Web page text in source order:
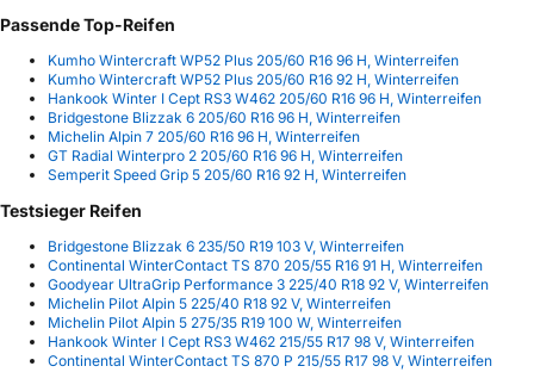
Passende Top-Reifen
Kumho Wintercraft WP52 Plus 205/60 R16 96 H, Winterreifen
Kumho Wintercraft WP52 Plus 205/60 R16 92 H, Winterreifen
Hankook Winter I Cept RS3 W462 205/60 R16 96 H, Winterreifen
Bridgestone Blizzak 6 205/60 R16 96 H, Winterreifen
Michelin Alpin 7 205/60 R16 96 H, Winterreifen
GT Radial Winterpro 2 205/60 R16 96 H, Winterreifen
Semperit Speed Grip 5 205/60 R16 92 H, Winterreifen
Testsieger Reifen
Bridgestone Blizzak 6 235/50 R19 103 V, Winterreifen
Continental WinterContact TS 870 205/55 R16 91 H, Winterreifen
Goodyear UltraGrip Performance 3 225/40 R18 92 V, Winterreifen
Michelin Pilot Alpin 5 225/40 R18 92 V, Winterreifen
Michelin Pilot Alpin 5 275/35 R19 100 W, Winterreifen
Hankook Winter I Cept RS3 W462 215/55 R17 98 V, Winterreifen
Continental WinterContact TS 870 P 215/55 R17 98 V, Winterreifen